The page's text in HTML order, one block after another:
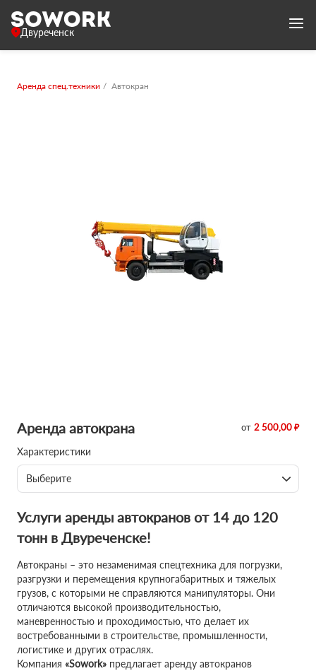
Двуреченск
Аренда спец.техники Автокран
Аренда автокрана от 2 500,00 ₽
Характеристики
Выберите
Услуги аренды автокранов от 14 до 120
тонн в Двуреченске!
Автокраны – это незаменимая спецтехника для погрузки,
разгрузки и перемещения крупногабаритных и тяжелых
грузов, с которыми не справляются манипуляторы. Они
отличаются высокой производительностью,
маневренностью и проходимостью, что делает их
востребованными в строительстве, промышленности,
логистике и других отраслях.
Компания «Sowork» предлагает аренду автокранов